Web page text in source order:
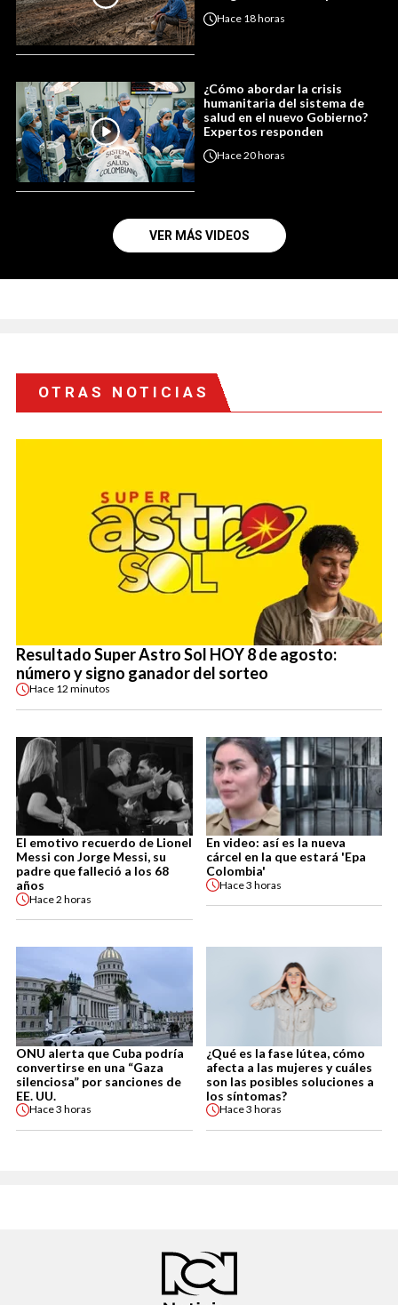
Hace 18 horas
¿Cómo abordar la crisis
humanitaria del sistema de
salud en el nuevo Gobierno?
Expertos responden
Hace20 horas
VER MÁS VIDEOS
OTRAS NOTICIAS
Resultado Super Astro Sol HOY 8 de agosto:
número y signo ganador del sorteo
Hace 12 minutos
El emotivo recuerdo de Lionel
Messi con Jorge Messi, su
padre que falleció a los 68
años
Hace2 horas
En video: así es la nueva
cárcel en la que estará 'Epa
Colombia'
Hace3 horas
ONU alerta que Cuba podría
convertirse en una “Gaza
silenciosa” por sanciones de
EE. UU.
Hace3 horas
¿Qué es la fase lútea, cómo
afecta a las mujeres y cuáles
son las posibles soluciones a
los síntomas?
Hace3 horas